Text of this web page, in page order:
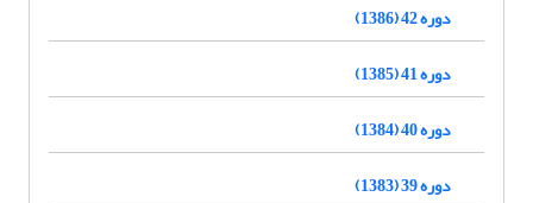
دوره 42 (1386)
دوره 41 (1385)
دوره 40 (1384)
دوره 39 (1383)